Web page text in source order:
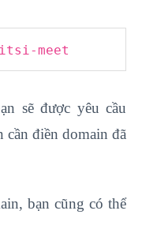
meet
sẽ được yêu cầu
cần điền domain đã
bạn cũng có thể